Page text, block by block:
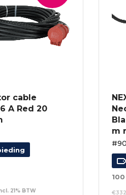
cable
A Red 20
21% BTW
m
€